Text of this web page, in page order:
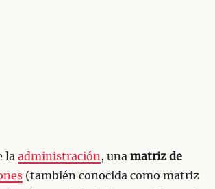
la administración, una matriz de
(también conocida como matriz